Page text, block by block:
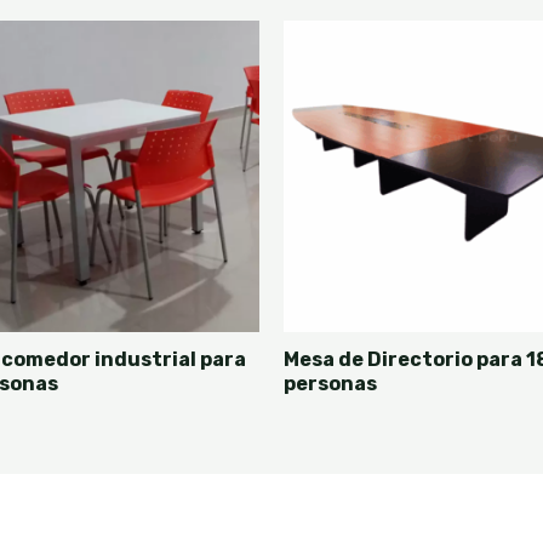
comedor industrial para
Mesa de Directorio para
personas